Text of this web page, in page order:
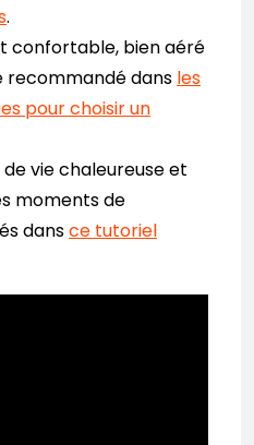
.
confortable, bien aéré
recommandé dans les
pour choisir un
vie chaleureuse et
moments de
dansce tutoriel